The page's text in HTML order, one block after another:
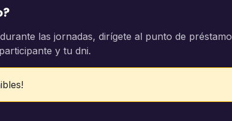
las jornadas, dirígete al punto de préstamo
y tu dni.